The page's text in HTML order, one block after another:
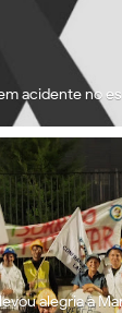
acidente no
alegria à